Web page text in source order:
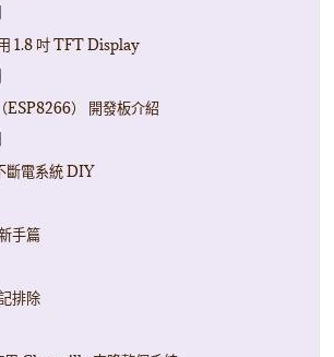
1.8 吋 TFT Display
） 開發板介紹
斷電系統 DIY
手篇
排除